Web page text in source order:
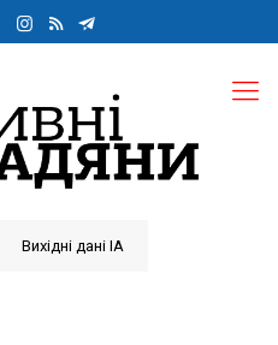
Вихідні дані ІА